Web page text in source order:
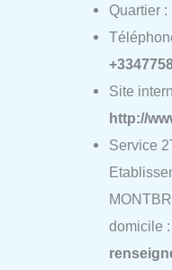
Quartier :
Site
http://
Service
domicile :